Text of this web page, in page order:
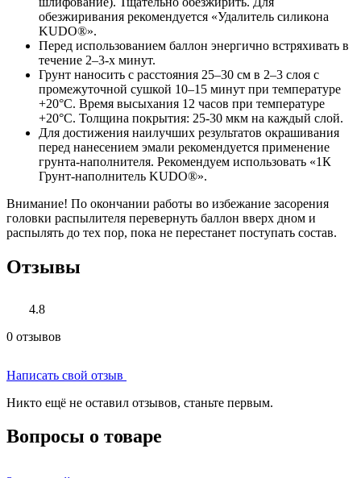
обезжиривания рекомендуется «Удалитель силикона
KUDO®».
Перед использованием баллон энергично встряхивать в
течение 2–3-х минут.
Грунт наносить с расстояния 25–30 см в 2–3 слоя с
промежуточной сушкой 10–15 минут при температуре
+20°С. Время высыхания 12 часов при температуре
+20°С. Толщина покрытия: 25-30 мкм на каждый слой.
Для достижения наилучших результатов окрашивания
перед нанесением эмали рекомендуется применение
грунта-наполнителя. Рекомендуем использовать «1К
Грунт-наполнитель KUDO®».
Внимание! По окончании работы во избежание засорения
головки распылителя перевернуть баллон вверх дном и
распылять до тех пор, пока не перестанет поступать состав.
Отзывы
4.8
0 отзывов
Написать свой отзыв
Никто ещё не оставил отзывов, станьте первым.
Вопросы о товаре